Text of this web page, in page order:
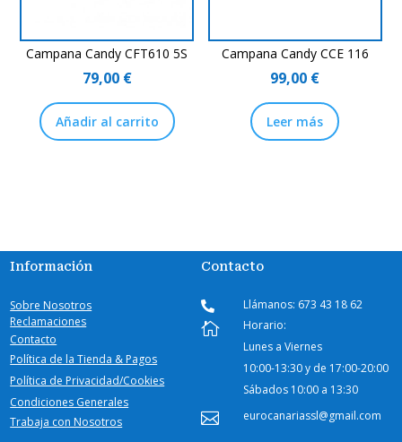
Campana Candy CFT610 5S
79,00 €
Añadir al carrito
Campana Candy CCE 116
99,00 €
Leer más
Información
Sobre Nosotros
Reclamaciones
Contacto
Política de la Tienda & Pagos
Política de Privacidad/Cookies
Condiciones Generales
Trabaja con Nosotros
Contacto
 Llámanos: 673 43 18 62

Horario:
Lunes a Viernes
10:00-13:30 y de 17:00-20:00
Sábados 10:00 a 13:30
 eurocanariassl@gmail.com